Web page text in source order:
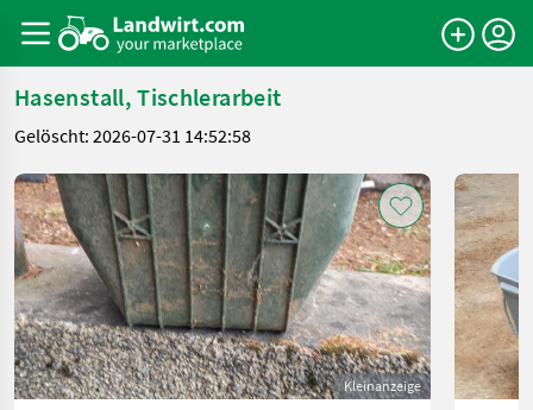
Hasenstall, Tischlerarbeit
Gelöscht: 2026-07-31 14:52:58
Kleinanzeige